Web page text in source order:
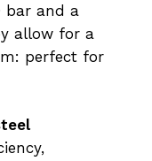
bar and a
allow for a
perfect for